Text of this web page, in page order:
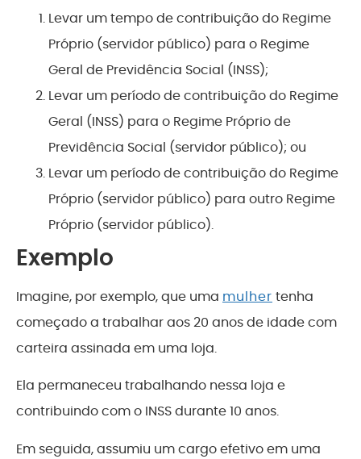
Levar um tempo de contribuição do Regime
Próprio (servidor público) para o Regime
Geral de Previdência Social (INSS);
Levar um período de contribuição do Regime
Geral (INSS) para o Regime Próprio de
Previdência Social (servidor público); ou
Levar um período de contribuição do Regime
Próprio (servidor público) para outro Regime
Próprio (servidor público).
Exemplo
Imagine, por exemplo, que uma mulher tenha
começado a trabalhar aos 20 anos de idade com
carteira assinada em uma loja.
Ela permaneceu trabalhando nessa loja e
contribuindo com o INSS durante 10 anos.
Em seguida, assumiu um cargo efetivo em uma